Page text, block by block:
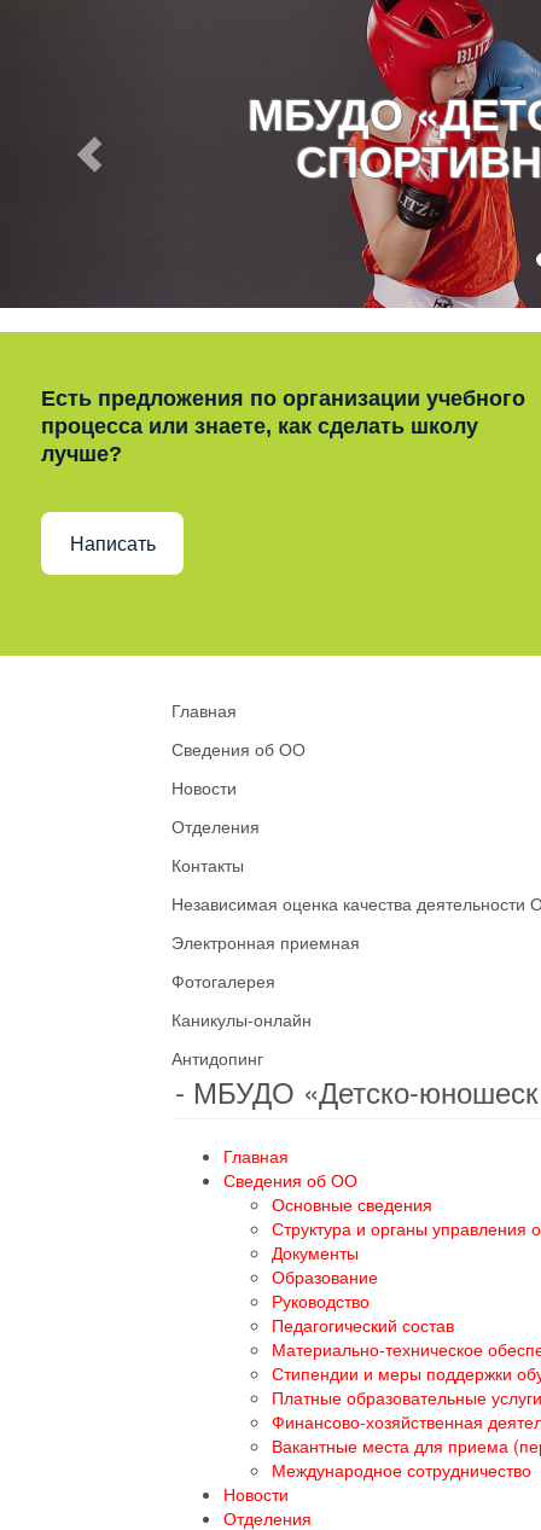
МБУДО
Есть предложения по организации учебного
процесса или знаете, как сделать школу
лучше?
Написать
Главная
Сведения об ОО
Новости
Отделения
Контакты
Независимая оценка качества деятельности
Электронная приемная
Фотогалерея
Каникулы-онлайн
Антидопинг
- МБУДО «Детско-
Главная
Сведения об ОО
Основные сведения
Структура и органы управления
Документы
Образование
Руководство
Педагогический состав
Материально-техническое
Стипендии и меры поддержки
Платные образовательные услуги
Финансово-хозяйственная
Вакантные места для приема
Международное сотрудничество
Новости
Отделения